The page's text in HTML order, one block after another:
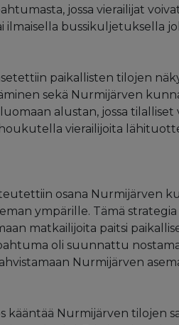
jossa vierailijat
bussikuljetuksella
paikallisten tilojen
sekä Nurmijärven
alustan, jossa tilalliset
houkutella vierailijoita
osana Nurmijärven
ympärille. Tämä
matkailijoita paitsi
oli suunnattu
Nurmijärven
kääntää Nurmijärven tilojen